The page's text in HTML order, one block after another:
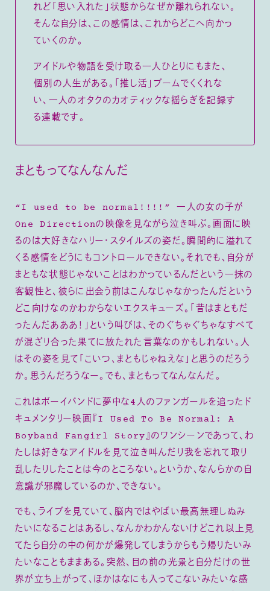
れど「思い入れた」状態からなぜか離れられない。
そんな自分は、この感情は、これからどこへ向かっ
ていくのか。
アイドルや物語を受け取る一人ひとりにもまた、
個別の人生がある。「推し活」ブームでくくれな
い、一人のオタクのカオティックな揺らぎを記録す
る連載です。
まともってなんなんだ
“I used to be normal!!!!” 一人の女の子が
One Directionの映像を見ながら泣き叫ぶ。画面に映
るのは大好きなハリー・スタイルズの姿だ。瞬間的に溢れて
くる感情をどうにもコントロールできない。それでも、自分が
まともな状態じゃないことはわかっているんだという一抹の
客観性と、彼らに出会う前はこんなじゃなかったんだという
どこ向けなのかわからないエクスキューズ。「昔はまともだ
ったんだあああ！」という叫びは、そのぐちゃぐちゃなすべて
が混ざり合った果てに放たれた言葉なのかもしれない。人
はその姿を見て「こいつ、まともじゃねえな」と思うのだろう
か。思うんだろうなー。でも、まともってなんなんだ。
これはボーイバンドに夢中な4人のファンガールを追ったド
キュメンタリー映画『I Used To Be Normal: A
Boyband Fangirl Story』のワンシーンであって、わ
たしは好きなアイドルを見て泣き叫んだり我を忘れて取り
乱したりしたことは今のところない。というか、なんらかの自
意識が邪魔しているのか、できない。
でも、ライブを見ていて、脳内ではやばい最高無理しぬみ
たいになることはあるし、なんかわかんないけどこれ以上見
てたら自分の中の何かが爆発してしまうからもう帰りたいみ
たいなこともままある。突然、目の前の光景と自分だけの世
界が立ち上がって、ほかはなにも入ってこないみたいな感